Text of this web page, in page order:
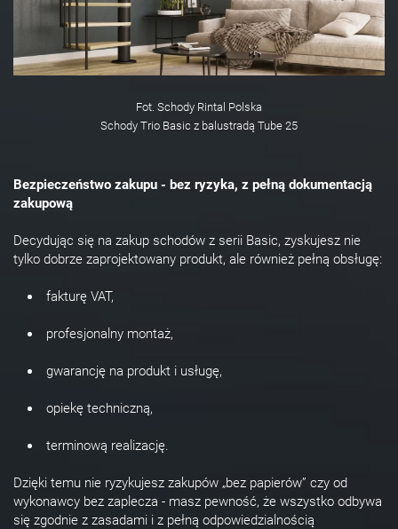
Fot. Schody Rintal Polska
Schody Trio Basic z balustradą Tube 25
Bezpieczeństwo zakupu - bez ryzyka, z pełną dokumentacją
zakupową
Decydując się na zakup schodów z serii Basic, zyskujesz nie
tylko dobrze zaprojektowany produkt, ale również pełną obsługę:
fakturę VAT,
profesjonalny montaż,
gwarancję na produkt i usługę,
opiekę techniczną,
terminową realizację.
Dzięki temu nie ryzykujesz zakupów „bez papierów” czy od
wykonawcy bez zaplecza - masz pewność, że wszystko odbywa
się zgodnie z zasadami i z pełną odpowiedzialnością